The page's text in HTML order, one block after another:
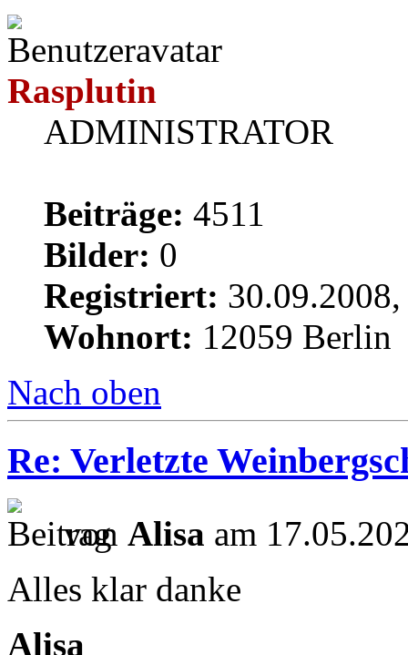
Rasplutin
ADMINISTRATOR
Beiträge: 4511
Bilder: 0
Registriert:
Wohnort: 12059 Berlin
Nach oben
Re: Verletzte
von Alisa am
Alles klar danke
Alisa